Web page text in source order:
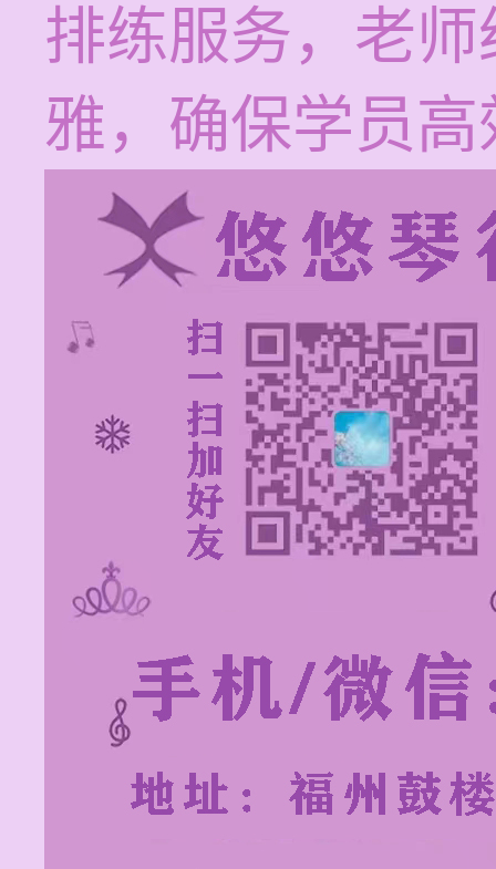
排练服务，老
雅，确保学员